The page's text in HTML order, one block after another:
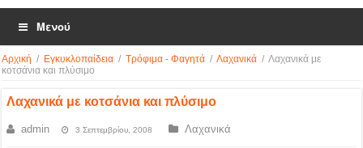
Μενού
Αρχική / Εγκυκλοπαίδεια / Τρόφιμα - Φαγητά / Λαχανικά / Λαχανικά με
κοτσάνια και πλύσιμο
Λαχανικά με κοτσάνια και πλύσιμο
admin 3 Σεπτεμβρίου, 2008 Λαχανικά